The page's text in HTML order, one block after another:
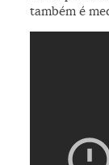
também é